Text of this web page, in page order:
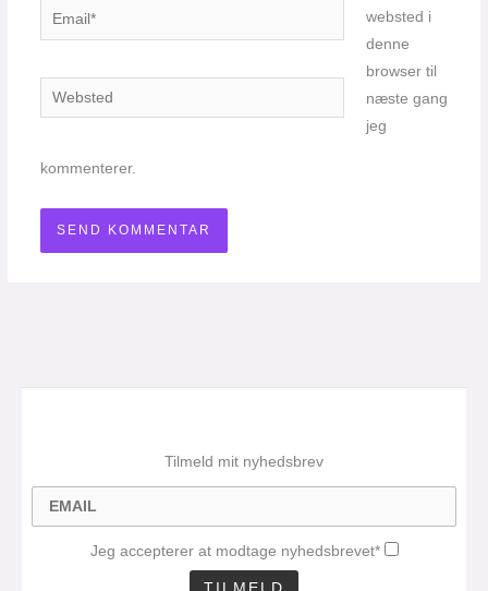
Email*
Websted
websted i
denne
browser til
næste gang
jeg
kommenterer.
Tilmeld mit nyhedsbrev
Jeg accepterer at modtage nyhedsbrevet*